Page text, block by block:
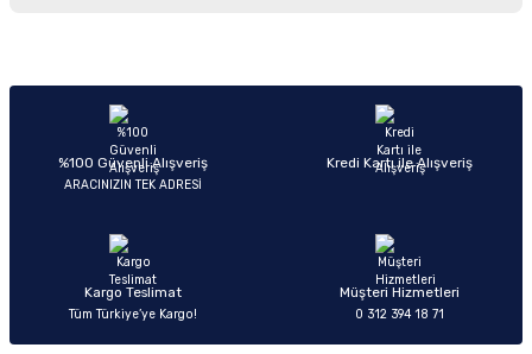
Ürün hakkında henüz soru sorulmamış.
%100 Güvenli Alışveriş
ARACINIZIN TEK ADRESİ
Kredi Kartı ile Alışveriş
Kargo Teslimat
Tüm Türkiye’ye Kargo!
Müşteri Hizmetleri
0 312 394 18 71